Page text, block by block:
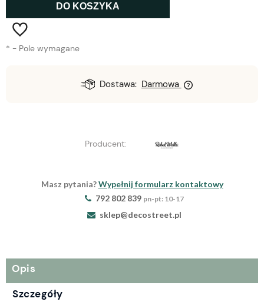
DO KOSZYKA
* - Pole wymagane
Dostawa: Darmowa
Producent:
Masz pytania?Wypełnij formularz kontaktowy
792 802 839 pn-pt: 10-17
sklep@decostreet.pl
Opis
Szczegóły